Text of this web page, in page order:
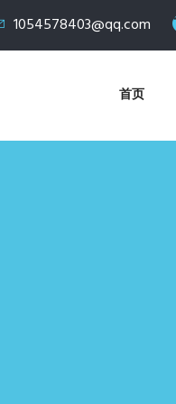
1054578403@qq.com
首页